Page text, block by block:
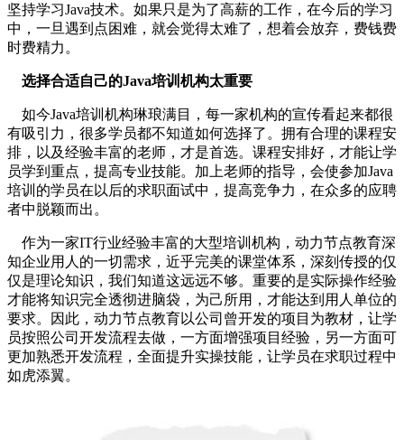
坚持学习Java技术。如果只是为了高薪的工作，在今后的学习
中，一旦遇到点困难，就会觉得太难了，想着会放弃，费钱费
时费精力。
选择合适自己的Java培训机构太重要
如今Java培训机构琳琅满目，每一家机构的宣传看起来都很
有吸引力，很多学员都不知道如何选择了。拥有合理的课程安
排，以及经验丰富的老师，才是首选。课程安排好，才能让学
员学到重点，提高专业技能。加上老师的指导，会使参加Java
培训的学员在以后的求职面试中，提高竞争力，在众多的应聘
者中脱颖而出。
作为一家IT行业经验丰富的大型培训机构，动力节点教育深
知企业用人的一切需求，近乎完美的课堂体系，深刻传授的仅
仅是理论知识，我们知道这远远不够。重要的是实际操作经验
才能将知识完全透彻进脑袋，为己所用，才能达到用人单位的
要求。因此，动力节点教育以公司曾开发的项目为教材，让学
员按照公司开发流程去做，一方面增强项目经验，另一方面可
更加熟悉开发流程，全面提升实操技能，让学员在求职过程中
如虎添翼。